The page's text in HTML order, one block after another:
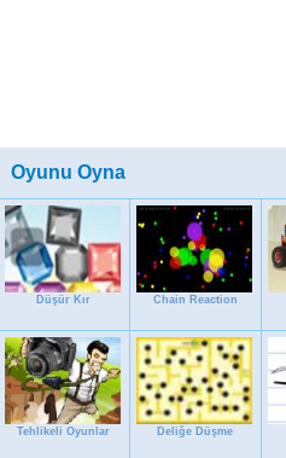
Oyunu Oyna
Düşür Kır Chain Reaction
Tehlikeli Oyunlar Deliğe Düşme